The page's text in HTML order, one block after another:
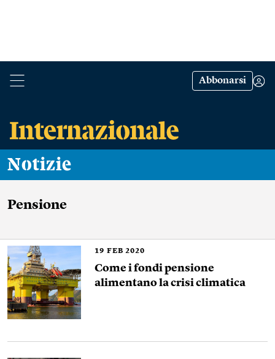
Abbonarsi
Notizie
Pensione
19 FEB 2020
Come i fondi pensione
alimentano la crisi climatica